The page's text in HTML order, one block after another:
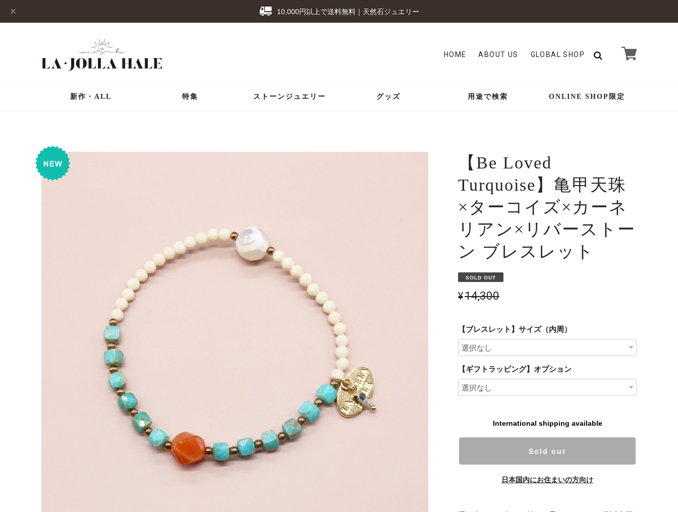
10,000円以上で送料無料｜天然石ジュエリー
HOME ABOUT US GLOBAL SHOP
新作・ALL 特集 ストーンジュエリー グッズ 用途で検索 ONLINE SHOP限定
【Be Loved
Turquoise】亀甲天珠
×ターコイズ×カーネ
リアン×リバーストー
ン ブレスレット
SOLD OUT
¥14,300
【ブレスレット】サイズ（内周）
【ギフトラッピング】オプション
International shipping available
Sold out
日本国内にお住まいの方向け